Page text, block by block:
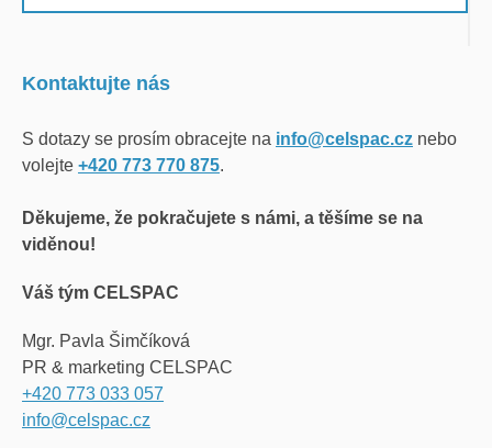
Kontaktujte nás
S dotazy se prosím obracejte na info@celspac.cz nebo
volejte +420 773 770 875.
Děkujeme, že pokračujete s námi, a těšíme se na
viděnou!
Váš tým CELSPAC
Mgr. Pavla Šimčíková
PR & marketing CELSPAC
+420 773 033 057
info@celspac.cz